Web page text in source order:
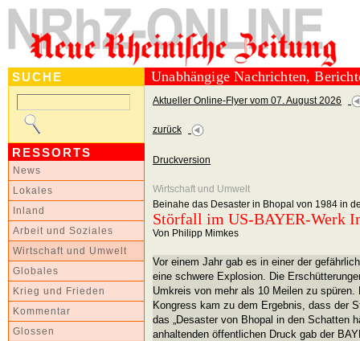
SUCHE
RESSORTS
News
Lokales
Inland
Arbeit und Soziales
Wirtschaft und Umwelt
Globales
Krieg und Frieden
Kommentar
Glossen
Unabhängige Nachrichten,
Aktueller Online-Flyer vom 07. August 2026
zurück
Druckversion
Wirtschaft und Umwelt
Beinahe das Desaster in Bhopal von 1984 in
Störfall im US-BAYER-Werk
Von Philipp Mimkes
Vor einem Jahr gab es in einer der
eine schwere Explosion. Die
Umkreis von mehr als 10 Meilen zu spüren.
Kongress kam zu dem Ergebnis, dass der
das „Desaster von Bhopal in den Schatten
anhaltenden öffentlichen Druck gab der